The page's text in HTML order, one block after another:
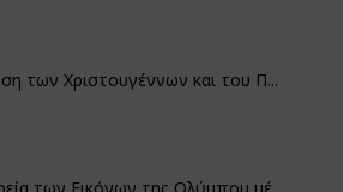
των Χριστουγέννων και του Π...
των Εικόνων της Ολύμπου μέ...